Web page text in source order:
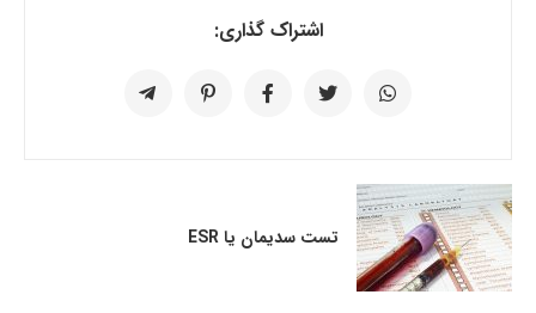
اشتراک گذاری:
تست سدیمان یا ESR